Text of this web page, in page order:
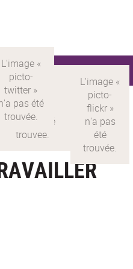
française
Présentation